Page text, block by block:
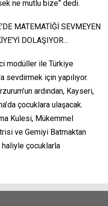
ne mutlu bize” dedi.
MATEMATİĞİ SEVMEYEN
DOLAŞIYOR…
modüller ile Türkiye
sevdirmek için yapılıyor.
ardından, Kayseri,
çocuklara ulaşacak.
Kulesi, Mükemmel
ve Gemiyi Batmaktan
çocuklarla